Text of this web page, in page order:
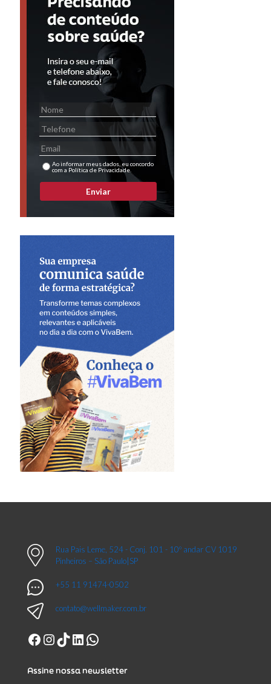
Ao informar meus dados, eu concordo
com a Política de Privacidade.
Enviar
Rua Pais Leme, 524 - Conj. 101 - 10º andar CV 1019
Pinheiros – São Paulo|SP
+55 11 91474-0502
contato@wellmaker.com.br
Facebook
Instagram
TikTok
LinkedIn
WhatsApp
Assine nossa newsletter